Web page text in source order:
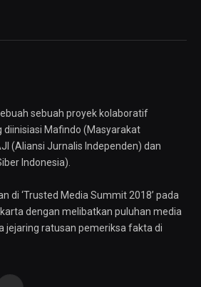
sebuah proyek kolaboratif
Mafindo (Masyarakat
(Aliansi Jurnalis Independen) dan
Indonesia).
di ‘Trusted Media Summit 2018’ pada
dengan melibatkan puluhan media
jejaring ratusan pemeriksa fakta di